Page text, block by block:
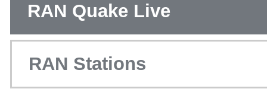
RAN Quake Live
RAN Stations